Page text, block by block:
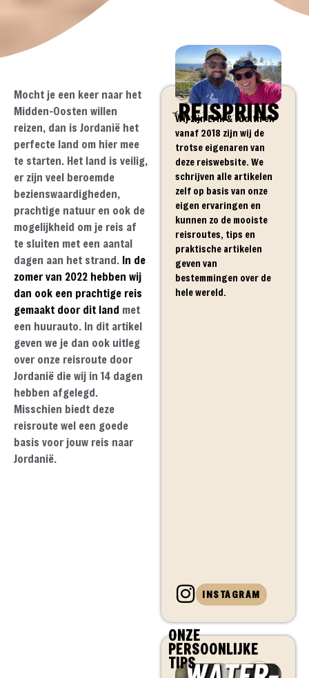
Mocht je een keer naar het
Midden-Oosten willen
reizen, dan is Jordanië het
perfecte land om hier mee
te starten. Het land is veilig,
er zijn veel beroemde
bezienswaardigheden,
prachtige natuur en ook de
mogelijkheid om je reis af
te sluiten met een aantal
dagen aan het strand. In de
zomer van 2022 hebben wij
dan ook een prachtige reis
gemaakt door dit land met
een huurauto. In dit artikel
geven we je dan ook uitleg
over onze reisroute door
Jordanië die wij in 14 dagen
hebben afgelegd.
Misschien biedt deze
reisroute wel een goede
basis voor jouw reis naar
Jordanië.
REISPRINS
Wij zijn Erik & Judith en
vanaf 2018 zijn wij de
trotse eigenaren van
deze reiswebsite. We
schrijven alle artikelen
zelf op basis van onze
eigen ervaringen en
kunnen zo de mooiste
reisroutes, tips en
praktische artikelen
geven van
bestemmingen over de
hele wereld.
INSTAGRAM
ONZE
PERSOONLIJKE
TIPS